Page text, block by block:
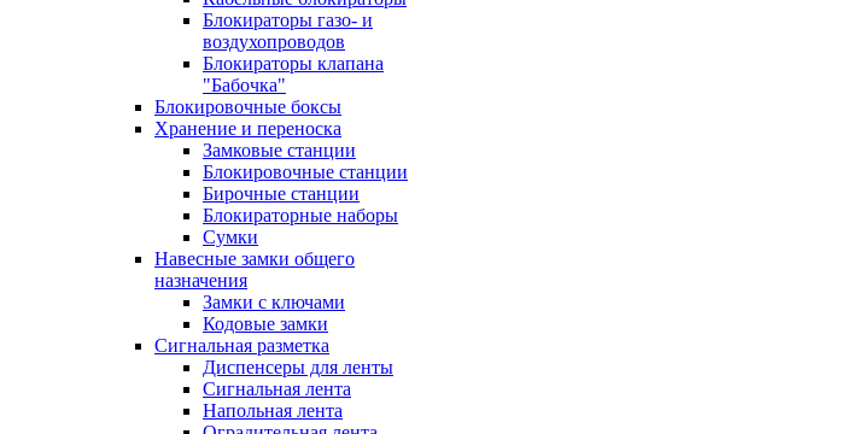
Блокираторы газо- и
воздухопроводов
Блокираторы клапана
"Бабочка"
Блокировочные боксы
Хранение и переноска
Замковые станции
Блокировочные станции
Бирочные станции
Блокираторные наборы
Сумки
Навесные замки общего
назначения
Замки с ключами
Кодовые замки
Сигнальная разметка
Диспенсеры для ленты
Сигнальная лента
Напольная лента